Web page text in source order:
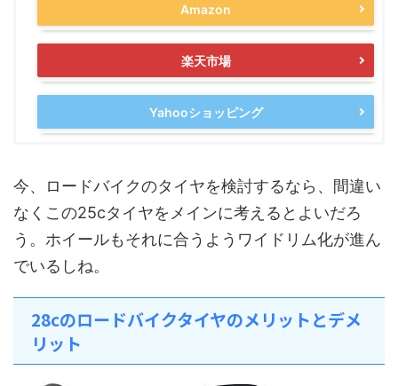
Amazon
楽天市場
Yahooショッピング
今、ロードバイクのタイヤを検討するなら、間違い
なくこの25cタイヤをメインに考えるとよいだろ
う。ホイールもそれに合うようワイドリム化が進ん
でいるしね。
28cのロードバイクタイヤのメリットとデメ
リット